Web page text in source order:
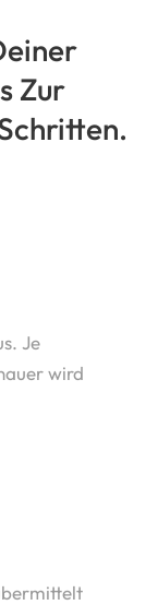
Zur
Je
wird